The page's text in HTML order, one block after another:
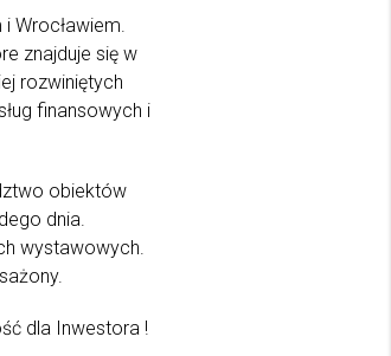
Wrocławiem.
znajduje się w
rozwiniętych
finansowych i
obiektów
dnia.
wystawowych.
dla Inwestora !